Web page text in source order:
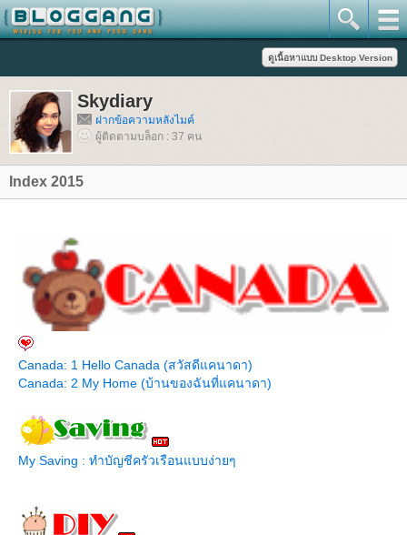
Skydiary
ฝากข้อความหลังไมค์
ผู้ติดตามบล็อก : 37 คน
Index 2015
Canada: 1 Hello Canada (สวัสดีแคนาดา)
Canada: 2 My Home (บ้านของฉันที่แคนาดา)
My Saving : ทำบัญชีครัวเรือนแบบง่ายๆ